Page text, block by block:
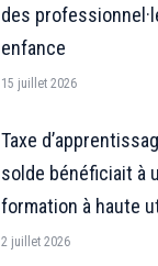
des
enfance
15 juillet 2026
Taxe
solde bénéficiait à
formation à haute
2 juillet 2026